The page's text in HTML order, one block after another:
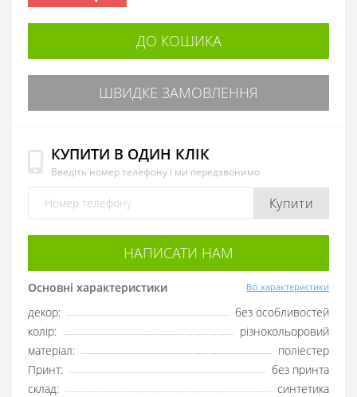
ДО КОШИКА
ШВИДКЕ ЗАМОВЛЕННЯ
КУПИТИ В ОДИН КЛІК
Введіть номер телефону і ми передзвонимо
Купити
НАПИСАТИ НАМ
Основні характеристики Всі характеристики
декор:
без особливостей
колір:
різнокольоровий
матеріал:
поліестер
Принт:
без принта
склад:
синтетика